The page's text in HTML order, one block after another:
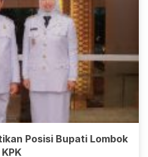
Posisi Bupati Lombok